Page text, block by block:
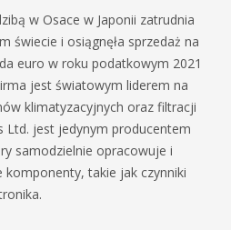
w Osace w Japonii zatrudnia
świecie i osiągnęła sprzedaż na
euro w roku podatkowym 2021
jest światowym liderem na
klimatyzacyjnych oraz filtracji
Ltd. jest jedynym producentem
samodzielnie opracowuje i
takie jak czynniki